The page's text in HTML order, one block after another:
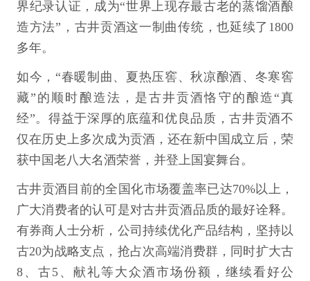
界纪录认证，成为“世界上现存最古老的蒸馏酒酿
造方法”，古井贡酒这一制曲传统，也延续了1800
多年。
如今，“春暖制曲、夏热压窖、秋凉酿酒、冬寒窖
藏”的顺时酿造法，是古井贡酒恪守的酿造“真
经”。得益于深厚的底蕴和优良品质，古井贡酒不
仅在历史上多次成为贡酒，还在新中国成立后，荣
获中国老八大名酒荣誉，并登上国宴舞台。
古井贡酒目前的全国化市场覆盖率已达70%以上，
广大消费者的认可是对古井贡酒品质的最好诠释。
有券商人士分析，公司持续优化产品结构，坚持以
古20为战略支点，抢占次高端消费群，同时扩大古
8、古5、献礼等大众酒市场份额，继续看好公